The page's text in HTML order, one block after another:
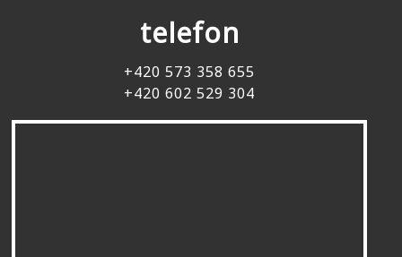
telefon
+420 573 358 655
+420 602 529 304